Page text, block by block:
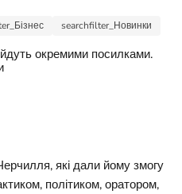
searchfilter_Новинки
окремими посилками.
які дали йому змогу
політиком, оратором,